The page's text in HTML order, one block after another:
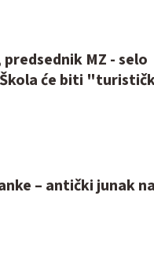
predsednik MZ - selo
će biti
– antički junak